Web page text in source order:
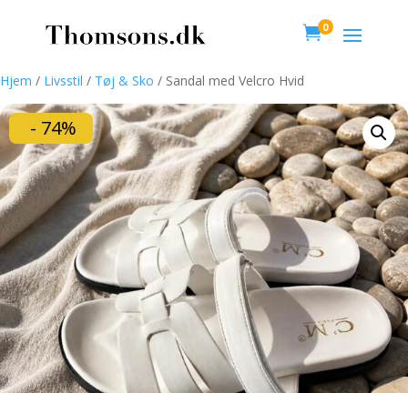
0
Hjem / Livsstil / Tøj & Sko / Sandal med Velcro Hvid
- 74%